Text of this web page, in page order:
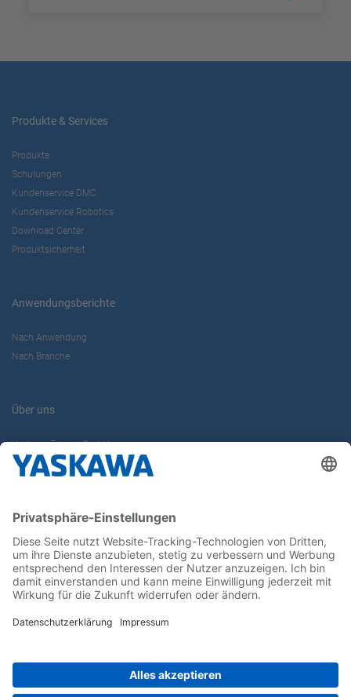
Produkte & Services
Produkte
Schulungen
Kundenservice DMC
Kundenservice Robotics
Download Center
Produktsicherheit
Anwendungsberichte
Nach Anwendung
Nach Branche
Über uns
Yaskawa Europe GmbH
Karriere
Newsletter
Follow us on...